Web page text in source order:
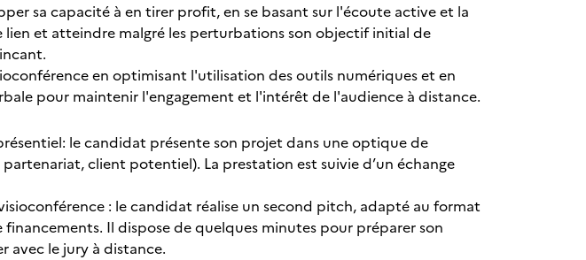
sa capacité à en tirer profit, en se basant sur l'écoute active et la
et atteindre malgré les perturbations son objectif initial de
en optimisant l'utilisation des outils numériques et en
pour maintenir l'engagement et l'intérêt de l'audience à distance.
le candidat présente son projet dans une optique de
client potentiel). La prestation est suivie d’un échange
: le candidat réalise un second pitch, adapté au format
Il dispose de quelques minutes pour préparer son
avec le jury à distance.